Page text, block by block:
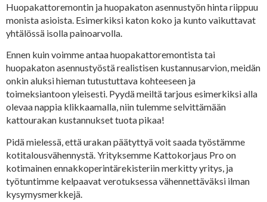
Huopakattoremontin ja huopakaton asennustyön hinta riippuu
monista asioista. Esimerkiksi katon koko ja kunto vaikuttavat
yhtälössä isolla painoarvolla.
Ennen kuin voimme antaa huopakattoremontista tai
huopakaton asennustyöstä realistisen kustannusarvion, meidän
onkin aluksi hieman tutustuttava kohteeseen ja
toimeksiantoon yleisesti. Pyydä meiltä tarjous esimerkiksi alla
olevaa nappia klikkaamalla, niin tulemme selvittämään
kattourakan kustannukset tuota pikaa!
Pidä mielessä, että urakan päätyttyä voit saada työstämme
kotitalousvähennystä. Yrityksemme Kattokorjaus Pro on
kotimainen ennakkoperintärekisteriin merkitty yritys, ja
työtuntimme kelpaavat verotuksessa vähennettäväksi ilman
kysymysmerkkejä.